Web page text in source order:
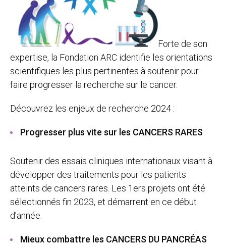
Forte de son
expertise, la Fondation ARC identifie les orientations
scientifiques les plus pertinentes à soutenir pour
faire progresser la recherche sur le cancer.
Découvrez les enjeux de recherche 2024 :
Progresser plus vite sur les CANCERS RARES
Soutenir des essais cliniques internationaux visant à
développer des traitements pour les patients
atteints de cancers rares. Les 1ers projets ont été
sélectionnés fin 2023, et démarrent en ce début
d’année.
Mieux combattre les CANCERS DU PANCRÉAS